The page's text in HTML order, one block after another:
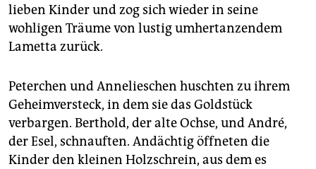
lieben Kinder und zog sich wieder in seine
wohligen Träume von lustig umhertanzendem
Lametta zurück.
Peterchen und Annelieschen huschten zu ihrem
Geheimversteck, in dem sie das Goldstück
verbargen. Berthold, der alte Ochse, und André,
der Esel, schnauften. Andächtig öffneten die
Kinder den kleinen Holzschrein, aus dem es